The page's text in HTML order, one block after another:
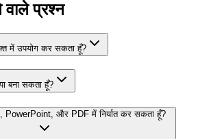
प्रश्न
में उपयोग कर सकता हूँ?
बना सकता हूँ?
PowerPoint, और PDF में निर्यात कर सकता हूँ?